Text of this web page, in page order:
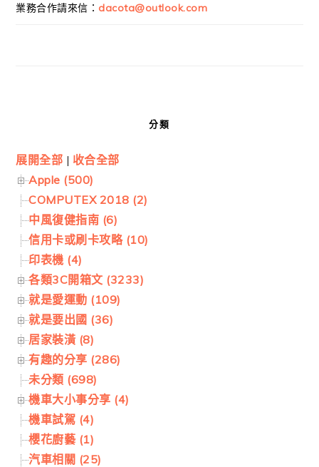
業務合作請來信： dacota@outlook.com
分類
展開全部 | 收合全部
Apple (500)
COMPUTEX 2018 (2)
中風復健指南 (6)
信用卡或刷卡攻略 (10)
印表機 (4)
各類3C開箱文 (3233)
就是愛運動 (109)
就是要出國 (36)
居家裝潢 (8)
有趣的分享 (286)
未分類 (698)
機車大小事分享 (4)
機車試駕 (4)
櫻花廚藝 (1)
汽車相關 (25)